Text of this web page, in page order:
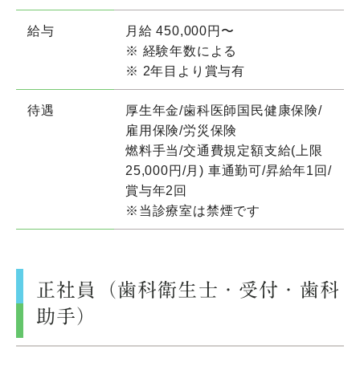
給与
月給 450,000円〜
※ 経験年数による
※ 2年目より賞与有
待遇
厚生年金/歯科医師国民健康保険/
雇用保険/労災保険
燃料手当/交通費規定額支給(上限
25,000円/月) 車通勤可/昇給年1回/
賞与年2回
※当診療室は禁煙です
正社員（歯科衛生士・受付・歯科
助手）